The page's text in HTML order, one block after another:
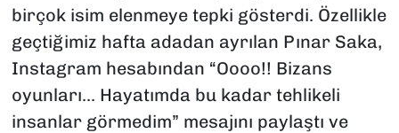
birçok isim elenmeye tepki gösterdi. Özellikle
geçtiğimiz hafta adadan ayrılan Pınar Saka,
Instagram hesabından “Oooo!! Bizans
oyunları... Hayatımda bu kadar tehlikeli
insanlar görmedim” mesajını paylaştı ve